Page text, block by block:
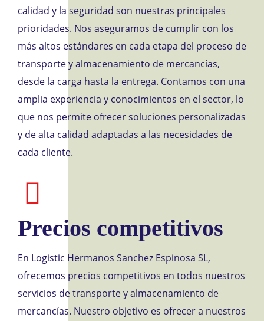
calidad y la seguridad son nuestras principales
prioridades. Nos aseguramos de cumplir con los
más altos estándares en cada etapa del proceso de
transporte y almacenamiento de mercancías,
desde la carga hasta la entrega. Contamos con una
amplia experiencia y conocimientos en el sector, lo
que nos permite ofrecer soluciones personalizadas
y de alta calidad adaptadas a las necesidades de
cada cliente.
Precios competitivos
En Logistic Hermanos Sanchez Espinosa SL,
ofrecemos precios competitivos en todos nuestros
servicios de transporte y almacenamiento de
mercancías. Nuestro objetivo es ofrecer a nuestros